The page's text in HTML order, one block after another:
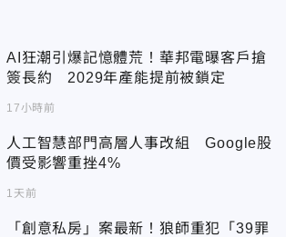
AI狂潮引爆記憶體荒！華邦電曝客戶搶
簽長約 2029年產能提前被鎖定
17小時前
人工智慧部門高層人事改組 Google股
價受影響重挫4%
1天前
「創意私房」案最新！狼師重犯「39罪